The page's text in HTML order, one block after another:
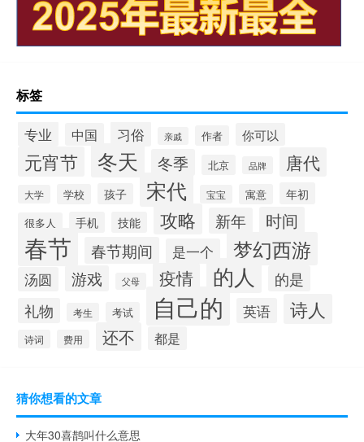
标签
专业 中国 习俗 亲戚 作者 你可以
元宵节 冬天 冬季 北京 品牌 唐代
大学 学校 孩子 宋代 宝宝 寓意 年初
很多人 手机 技能 攻略 新年 时间
春节 春节期间 是一个 梦幻西游
汤圆 游戏 父母 疫情 的人 的是
礼物 考生 考试 自己的 英语 诗人
诗词 费用 还不 都是
猜你想看的文章
大年30喜鹊叫什么意思